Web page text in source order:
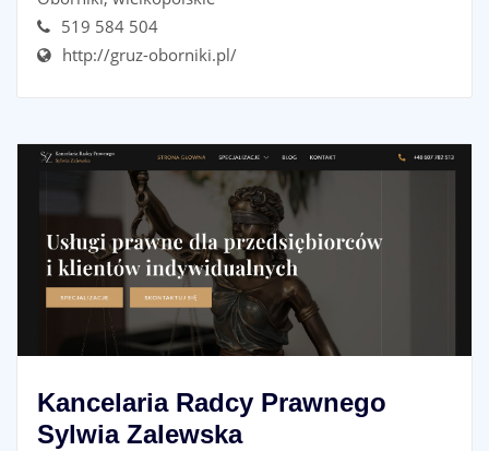
519 584 504
http://gruz-oborniki.pl/
Kancelaria Radcy Prawnego
Sylwia Zalewska